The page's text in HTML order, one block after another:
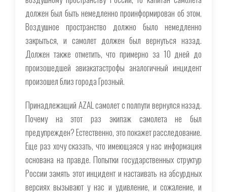
должен был быть немедленно проинформирован об этом.
Воздушное пространство должно было немедленно
закрыться, и самолет должен был вернуться назад.
Должен также отметить, что примерно за 10 дней до
произошедшей авиакатастрофы аналогичный инцидент
произошел близ города Грозный.
Принадлежащий AZAL самолет с полпути вернулся назад.
Почему на этот раз экипаж самолета не был
предупрежден? Естественно, это покажет расследование.
Еще раз хочу сказать, что имеющаяся у нас информация
основана на правде. Попытки государственных структур
России замять этот инцидент и настаивать на абсурдных
версиях вызывают у нас и удивление, и сожаление, и